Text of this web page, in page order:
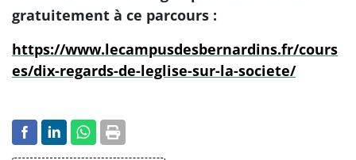
gratuitement à ce parcours :
https://www.lecampusdesbernardins.fr/cours
es/dix-regards-de-leglise-sur-la-societe/